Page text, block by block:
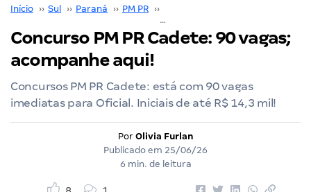
Início ›› Sul ›› Paraná ›› PM PR ››
Concurso PM PR Cadete: 90 vagas;
acompanhe aqui!
Concursos PM PR Cadete: está com 90 vagas
imediatas para Oficial. Iniciais de até R$ 14,3 mil!
Por Olivia Furlan
Publicado em 25/06/26
6 min. de leitura